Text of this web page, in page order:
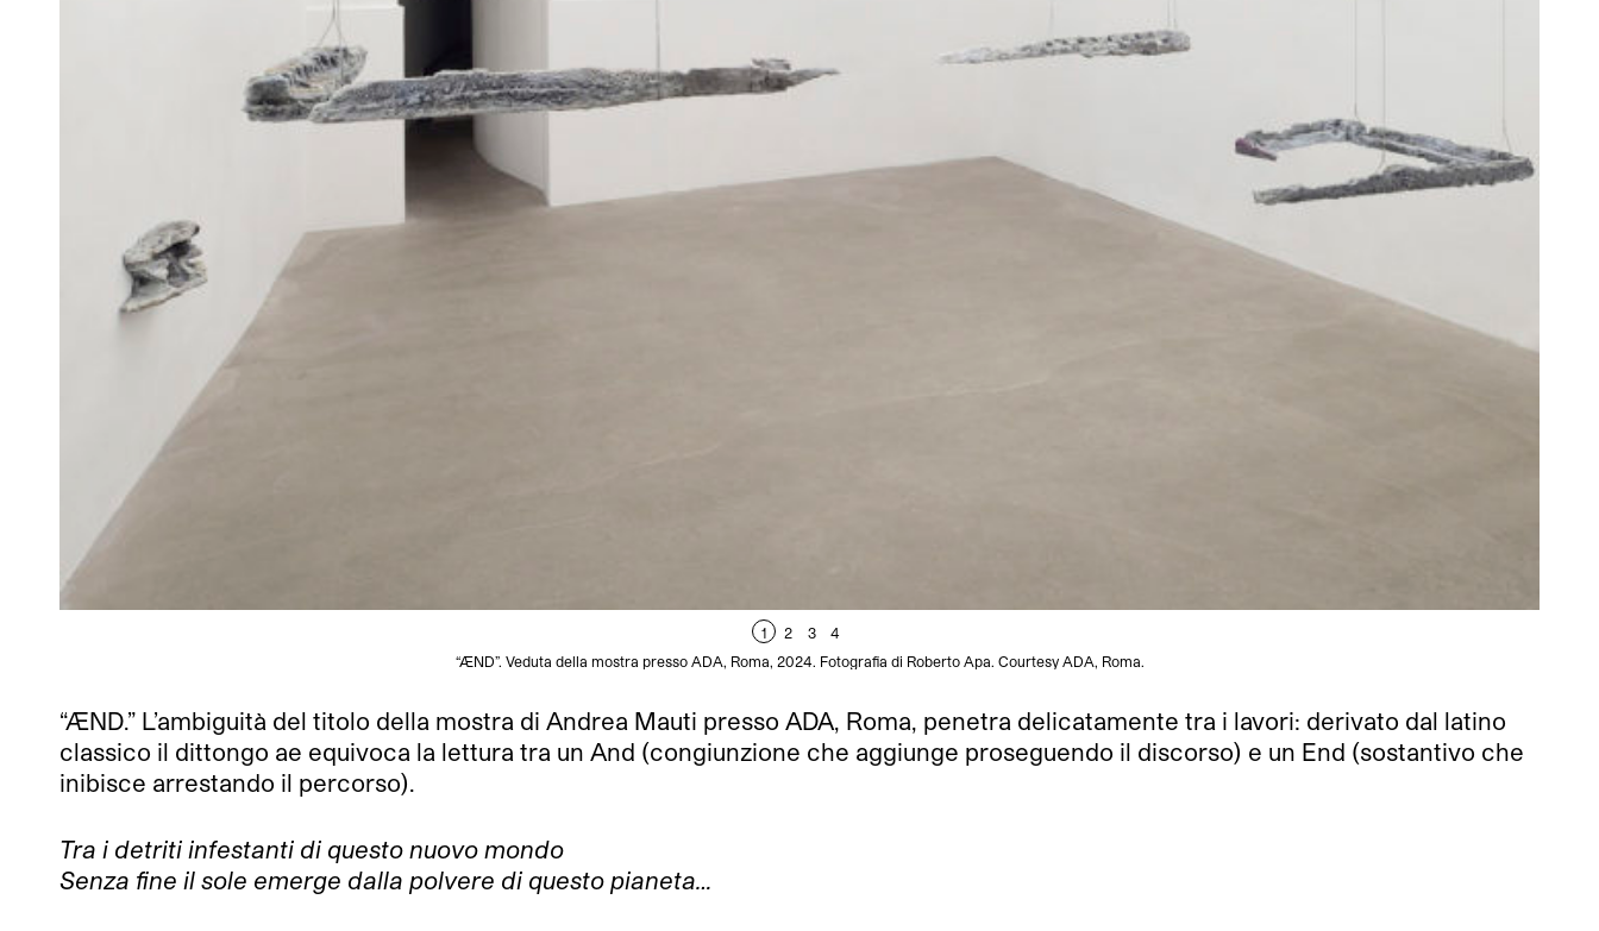
1 2 3
4
“ÆND”. Veduta della mostra presso ADA, Roma, 2024. Fotografia di Roberto Apa. Courtesy ADA, Roma.
“ÆND.” L’ambiguità del titolo della mostra di Andrea Mauti presso ADA, Roma, penetra delicatamente tra i lavori: derivato dal latino
classico il dittongo ae equivoca la lettura tra un And (congiunzione che aggiunge proseguendo il discorso) e un End (sostantivo che
inibisce arrestando il percorso).
Tra i detriti infestanti di questo nuovo mondo
Senza fine il sole emerge dalla polvere di questo pianeta…